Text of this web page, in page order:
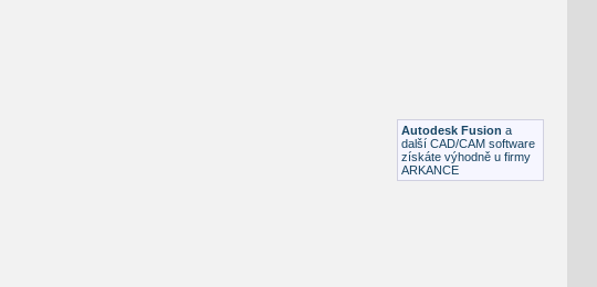
Autodesk Fusion a
další CAD/CAM software
získáte výhodně u firmy
ARKANCE